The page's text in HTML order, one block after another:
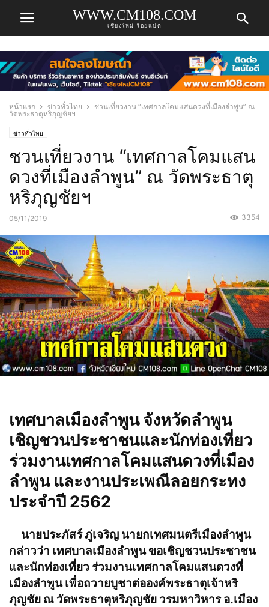
WWW.CM108.COM
เชียงใหม่ ร้อยแปด
หน้าแรก ข่าวทั่วไทย
ชวนเที่ยวงาน “เทศกาลโคมแสนดวงที่เมืองลำพูน” ณ
วัดพระธาตุหริภุญชัยฯ
ข่าวทั่วไทย
ชวนเที่ยวงาน “เทศกาลโคมแสน
ดวงที่เมืองลำพูน” ณ วัดพระธาตุ
หริภุญชัยฯ
05/11/2019 3354
เทศบาลเมืองลำพูน จังหวัดลำพูน
เชิญชวนประชาชนและนักท่องเที่ยว
ร่วมงานเทศกาลโคมแสนดวงที่เมือง
ลำพูน และงานประเพณีลอยกระทง
ประจำปี 2562
นายประภัสร์ ภู่เจริญ นายกเทศมนตรีเมืองลำพูน
กล่าวว่า เทศบาลเมืองลำพูน ขอเชิญชวนประชาชน
และนักท่องเที่ยว ร่วมงานเทศกาลโคมแสนดวงที่
เมืองลำพูน เพื่อถวายบูชาต่อองค์พระธาตุเจ้าหริ
ภุญชัย ณ วัดพระธาตุหริภุญชัย วรมหาวิหาร อ.เมือง